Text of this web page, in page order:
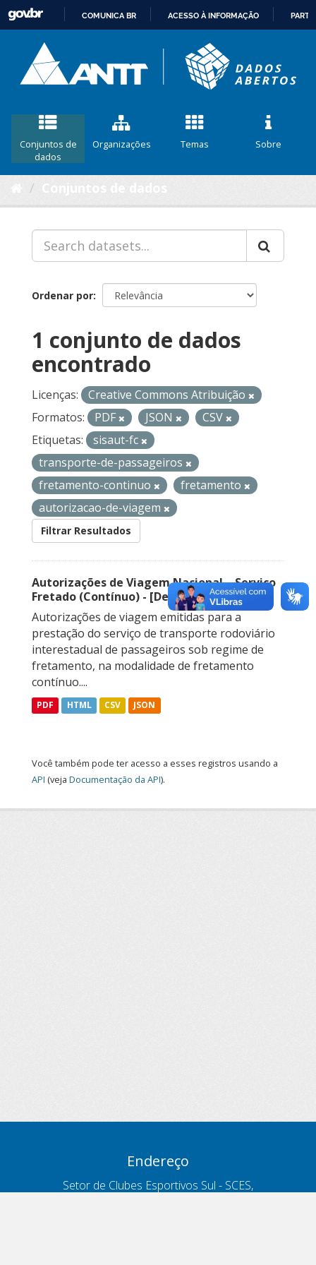
CONTEÚDO
COMUNICA BR ACESSO À INFORMAÇÃO
Conjuntos de
dados
Organizações Temas Sobre
Ordenar por
1 conjunto de dados
encontrado
Licenças:
Creative Commons Atribuição
Formatos:
PDF JSON
CSV
Etiquetas:
sisaut-fc
transporte-de-passageiros
fretamento-continuo
fretamento
autorizacao-de-viagem
Filtrar Resultados
Autorizações de Viagem Nacional – Serviço
Fretado (Contínuo) - [Descontinuado]
Autorizações de viagem emitidas para a
prestação do serviço de transporte rodoviário
interestadual de passageiros sob regime de
fretamento, na modalidade de fretamento
contínuo....
PDF HTML CSV JSON
Você também pode ter acesso a esses registros usando a
API (veja Documentação da API).
Endereço
Setor de Clubes Esportivos Sul - SCES,